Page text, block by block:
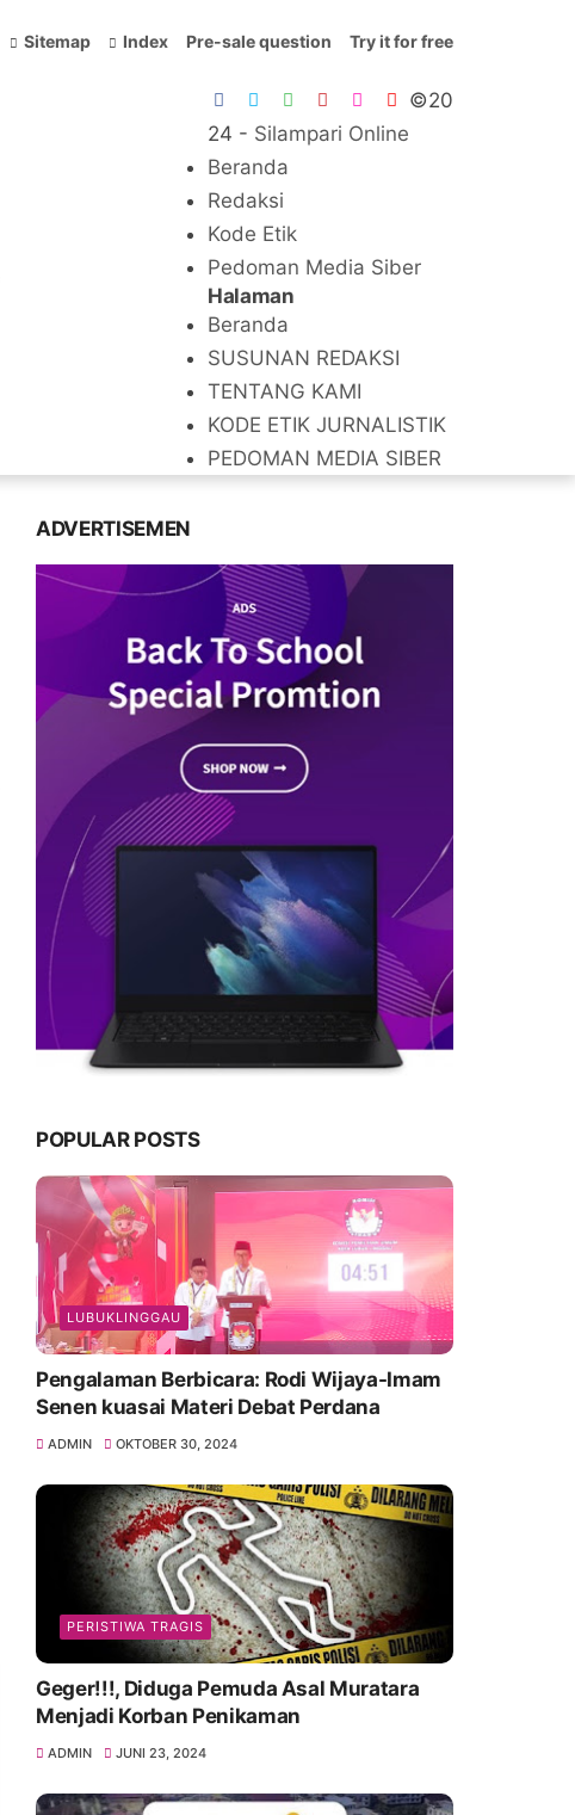
Sitemap Index Pre-sale question Try it for free
©20
24 - Silampari Online
Beranda
Redaksi
Kode Etik
Pedoman Media Siber
Halaman
Beranda
SUSUNAN REDAKSI
TENTANG KAMI
KODE ETIK JURNALISTIK
PEDOMAN MEDIA SIBER
ADVERTISEMEN
POPULAR POSTS
LUBUKLINGGAU
Pengalaman Berbicara: Rodi Wijaya-Imam
Senen kuasai Materi Debat Perdana
ADMIN OKTOBER 30, 2024
PERISTIWA TRAGIS
Geger!!!, Diduga Pemuda Asal Muratara
Menjadi Korban Penikaman
ADMIN JUNI 23, 2024